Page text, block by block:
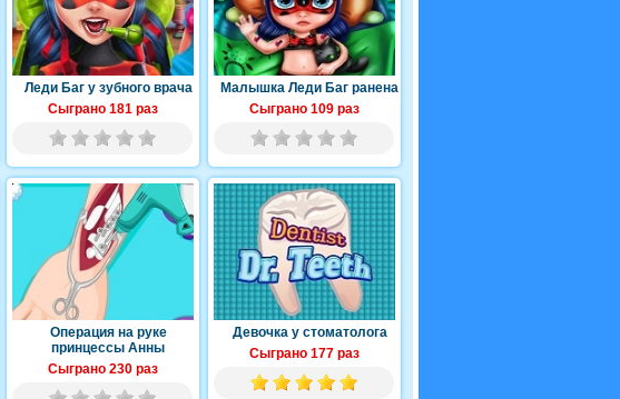
Леди Баг у зубного врача
Сыграно 181 раз
Малышка Леди Баг ранена
Сыграно 109 раз
Операция на руке
принцессы Анны
Сыграно 230 раз
Девочка у стоматолога
Сыграно 177 раз